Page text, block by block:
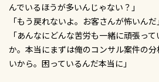
んでいるほうが多いんじゃない？」
「もう戻れないよ。お客さんが怖いんだ」
「あんなにどんな苦労も一緒に頑張っ
か。本当にまずは俺のコンサル案件の
いから。困っているんだ本当に」